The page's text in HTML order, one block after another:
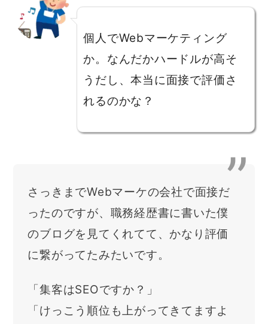
個人でWebマーケティング
か。なんだかハードルが高そ
うだし、本当に面接で評価さ
れるのかな？
さっきまでWebマーケの会社で面接だ
ったのですが、職務経歴書に書いた僕
のブログを見てくれてて、かなり評価
に繋がってたみたいです。
「集客はSEOですか？」
「けっこう順位も上がってきてますよ